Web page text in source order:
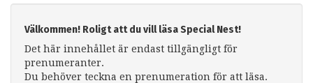
Välkommen! Roligt att du vill läsa Special Nest!
Det här innehållet är endast tillgängligt för
prenumeranter.
Du behöver teckna en prenumeration för att läsa.